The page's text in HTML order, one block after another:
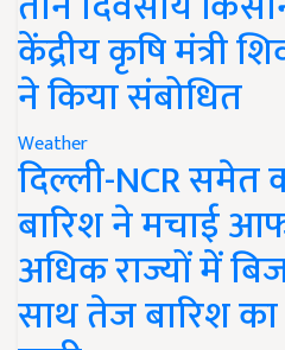
केंद्रीय कृषि मंत्री
ने किया संबोधित
Weather
दिल्ली-NCR समेत
बारिश ने मचाई
अधिक राज्यों में
साथ तेज बारिश